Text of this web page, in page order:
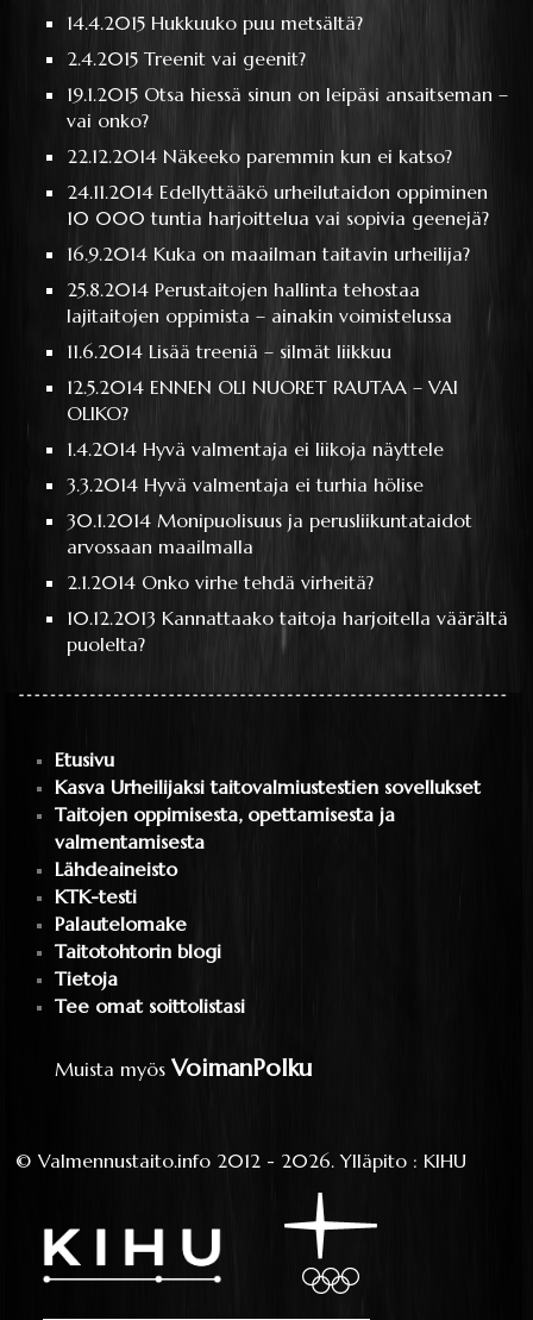
14.4.2015 Hukkuuko puu metsältä?
2.4.2015Treenit vai geenit?
19.1.2015 Otsa hiessä sinun on leipäsi ansaitseman –
vai onko?
22.12.2014 Näkeeko paremmin kun ei katso?
24.11.2014Edellyttääkö urheilutaidon oppiminen
10 000 tuntia harjoittelua vai sopivia geenejä?
16.9.2014Kuka on maailman taitavin urheilija?
25.8.2014Perustaitojen hallinta tehostaa
lajitaitojen oppimista – ainakin voimistelussa
11.6.2014Lisää treeniä – silmät liikkuu
12.5.2014 ENNEN OLI NUORET RAUTAA – VAI
OLIKO?
1.4.2014Hyvä valmentaja ei liikoja näyttele
3.3.2014Hyvä valmentaja ei turhia hölise
30.1.2014 Monipuolisuus ja perusliikuntataidot
arvossaan maailmalla
2.1.2014 Onko virhe tehdä virheitä?
10.12.2013Kannattaako taitoja harjoitella väärältä
puolelta?
Etusivu
Kasva Urheilijaksi taitovalmiustestien sovellukset
Taitojen oppimisesta, opettamisesta ja
valmentamisesta
Lähdeaineisto
KTK-testi
Palautelomake
Taitotohtorin blogi
Tietoja
Tee omat soittolistasi
Muista myös VoimanPolku
© Valmennustaito.info2012 - 2026.Ylläpito: KIHU